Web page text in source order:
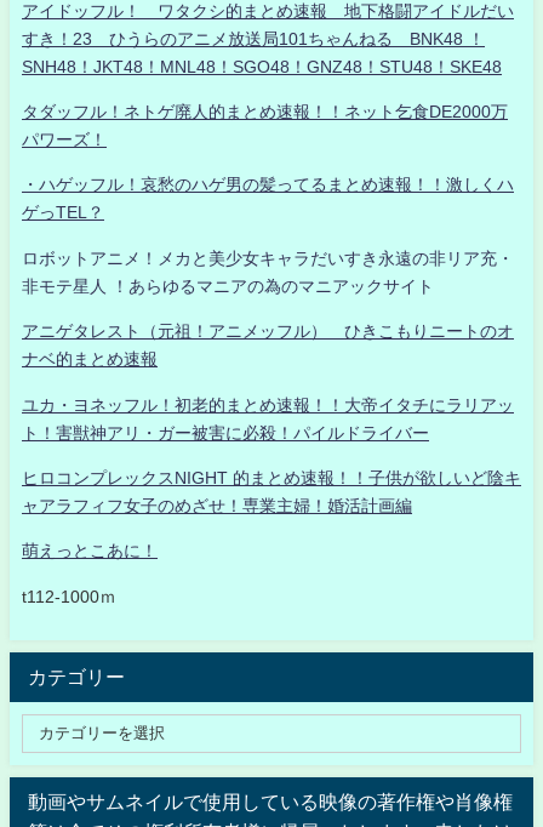
アイドッフル！ ワタクシ的まとめ速報 地下格闘アイドルだい
すき！23 ひうらのアニメ放送局101ちゃんねる BNK48 ！
SNH48！JKT48！MNL48！SGO48！GNZ48！STU48！SKE48
タダッフル！ネトゲ廃人的まとめ速報！！ネット乞食DE2000万
パワーズ！
・ハゲッフル！哀愁のハゲ男の髪ってるまとめ速報！！激しくハ
ゲっTEL？
ロボットアニメ！メカと美少女キャラだいすき永遠の非リア充・
非モテ星人 ！あらゆるマニアの為のマニアックサイト
アニゲタレスト（元祖！アニメッフル） ひきこもりニートのオ
ナベ的まとめ速報
ユカ・ヨネッフル！初老的まとめ速報！！大帝イタチにラリアッ
ト！害獣神アリ・ガー被害に必殺！パイルドライバー
ヒロコンプレックスNIGHT 的まとめ速報！！子供が欲しいど陰キ
ャアラフィフ女子のめざせ！専業主婦！婚活計画編
萌えっとこあに！
t112-1000ｍ
カテゴリー
動画やサムネイルで使用している映像の著作権や肖像権